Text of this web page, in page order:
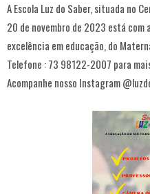
A Escola Luz do Saber, situada no
20 de novembro de 2023 está
excelência em educação, do
Telefone : 73 98122-2007 para
Acompanhe nosso Instagram